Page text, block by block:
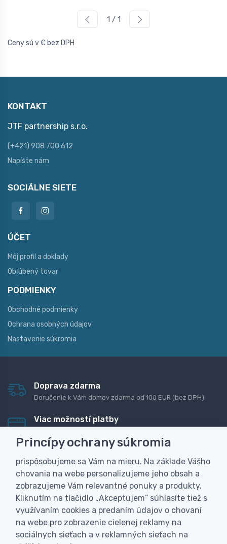
1 / 1
Ceny sú v € bez DPH
KONTAKT
JTF partnership s.r.o.
(+421) 908 700 612
Napíšte nám
SOCIÁLNE SIETE
ÚČET
Môj profil a doklady
Obľúbený tovar
PODMIENKY
Obchodné podmienky
Ochrana osobných údajov
Nastavenie súkromia
Doprava zdarma
Doručenie k Vám domov zdarma od 100 EUR (bez DPH)
Viac možností platby
dobierku
Personalizácia
Vyrobíme Vám vlastný originálny darček
Skúsenosť
Široký sortiment, z ktorého Vám pomôžeme vybrať
Princípy ochrany súkromia
prispôsobujeme sa Vám na mieru. Na základe Vášho
chovania na webe personalizujeme jeho obsah a
zobrazujeme Vám relevantné ponuky a produkty.
Kliknutím na tlačidlo „Akceptujem“ súhlasíte tiež s
využívaním cookies a predaním údajov o chovaní
na webe pro zobrazenie cielenej reklamy na
sociálnych sieťach a v reklamných sieťach na